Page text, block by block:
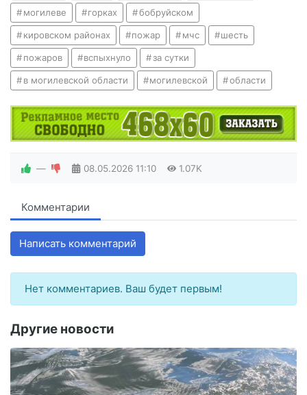
могилеве горках бобруйском
кировском районах пожар мчс шесть
пожаров вспыхнуло за сутки
в могилевской области могилевской области
— 08.05.2026 11:10 1.07K
Комментарии
Написать комментарий
Нет комментариев. Ваш будет первым!
Другие новости